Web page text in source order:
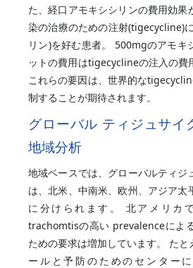
た、経口アモキシシリンの費用効果
染の治療のための注射(tigecycline)
リン)を好む患者。 500mgのアモキ
ットの費用はtigecyclineの注入の費
これらの要因は、世界的な
制することが期待されます。
グローバル ティジュサイ
地域分析
地域ベースでは、グローバルティジ
は、北米、中南米、欧州、アジア太
に分けられます。 北アメリカ
trachomtisの高い prevalenceによ
ための要求は増加しています。 たと
ールと予防のためのセンターに